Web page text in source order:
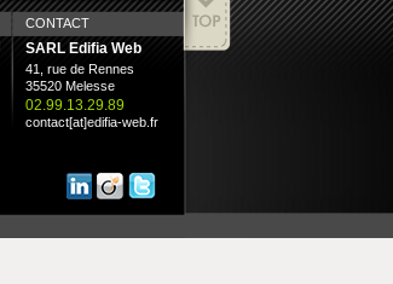
CONTACT
SARL Edifia Web
41, rue de Rennes
35520 Melesse
02.99.13.29.89
contact[at]edifia-web.fr